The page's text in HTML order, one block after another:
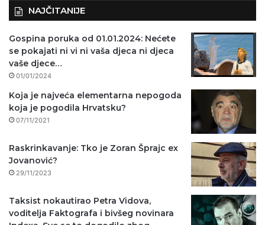
NAJČITANIJE
Gospina poruka od 01.01.2024: Nećete
se pokajati ni vi ni vaša djeca ni djeca
vaše djece…
01/01/2024
Koja je najveća elementarna nepogoda
koja je pogodila Hrvatsku?
07/11/2021
Raskrinkavanje: Tko je Zoran Šprajc ex
Jovanović?
29/11/2023
Taksist nokautirao Petra Vidova,
voditelja Faktografa i bivšeg novinara